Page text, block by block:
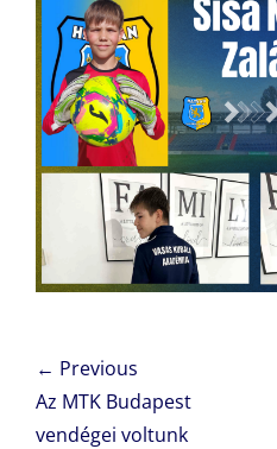
Bejegyzés
navigáció
← Previous
Previous
post:
Az MTK Budapest
vendégei voltunk